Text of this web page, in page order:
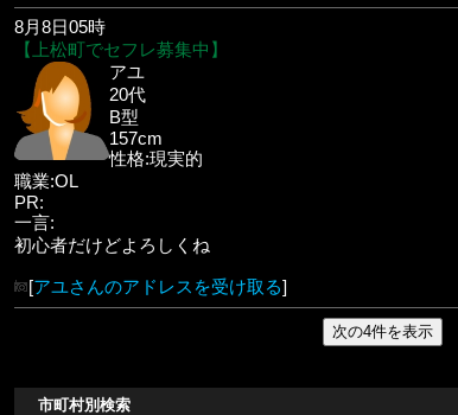
8月8日05時
【上松町でセフレ募集中】
アユ
20代
B型
157cm
性格:現実的
職業:OL
PR:
一言:
初心者だけどよろしくね
[アユさんのアドレスを受け取る]
市町村別検索